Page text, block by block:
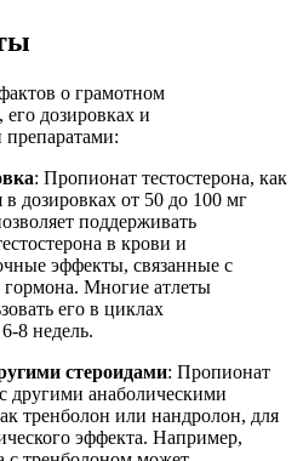
о грамотном
дозировках и
: Пропионат тестостерона, как
дозировках от 50 до 100 мг
поддерживать
в крови и
эффекты, связанные с
Многие атлеты
его в циклах
8 недель.
стероидами: Пропионат
другими анаболическими
тренболон или нандролон, для
эффекта. Например,